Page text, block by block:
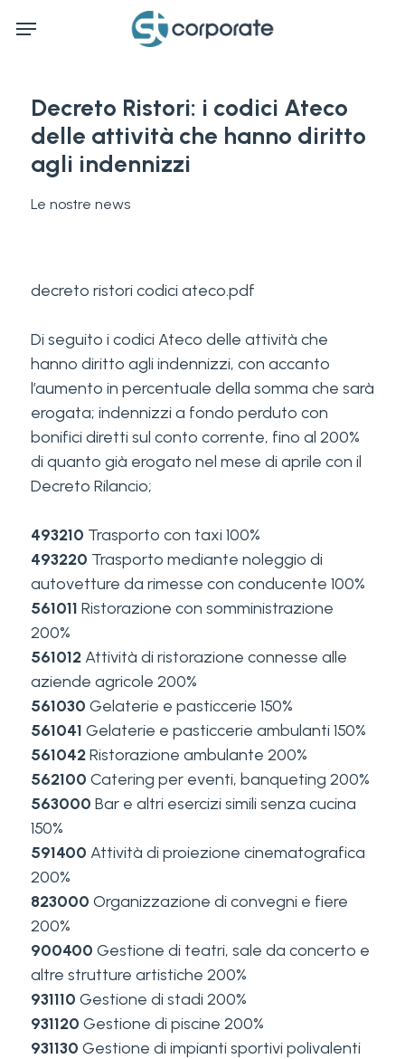
Menu
Decreto Ristori: i codici Ateco
delle attività che hanno diritto
agli indennizzi
Le nostre news
decreto ristori codici ateco.pdf
Di seguito icodici Ateco delle attività che
hanno diritto agli indennizzi, con accanto
l’aumento in percentuale della somma che sarà
erogata; indennizzi a fondo perduto con
bonifici diretti sul conto corrente, fino al 200%
di quanto già erogato nel mese di aprile con il
Decreto Rilancio;
493210 Trasporto con taxi 100%
493220 Trasporto mediante noleggio di
autovetture da rimesse con conducente 100%
561011 Ristorazione con somministrazione
200%
561012 Attività di ristorazione connesse alle
aziende agricole 200%
561030 Gelaterie e pasticcerie 150%
561041 Gelaterie e pasticcerie ambulanti 150%
561042Ristorazione ambulante 200%
562100 Catering per eventi, banqueting 200%
563000 Bar e altri esercizi simili senza cucina
150%
591400 Attività di proiezione cinematografica
200%
823000 Organizzazione di convegni e fiere
200%
900400 Gestione di teatri, sale da concerto e
altre strutture artistiche 200%
931110 Gestione di stadi 200%
931120 Gestione di piscine 200%
931130 Gestione di impianti sportivi polivalenti